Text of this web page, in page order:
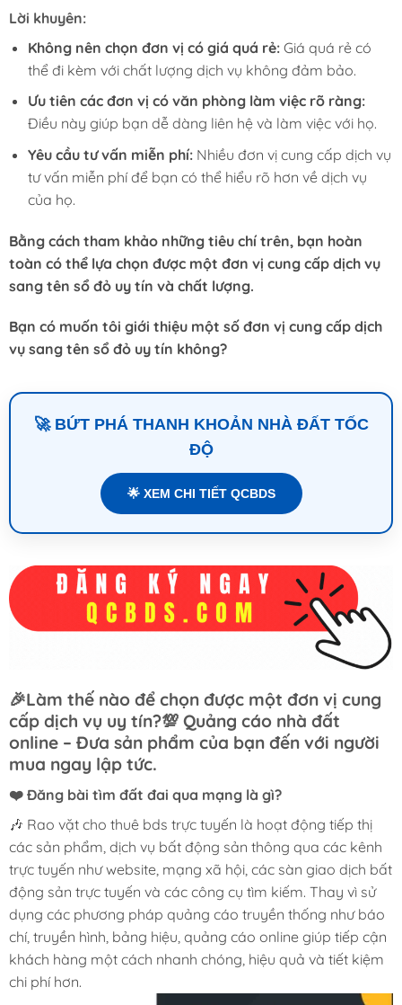
Lời khuyên:
Không nên chọn đơn vị có giá quá rẻ:Giá quá rẻ có
thể đi kèm với chất lượng dịch vụ không đảm bảo.
Ưu tiên các đơn vị có văn phòng làm việc rõ ràng:
Điều này giúp bạn dễ dàng liên hệ và làm việc với họ.
Yêu cầu tư vấn miễn phí:Nhiều đơn vị cung cấp dịch vụ
tư vấn miễn phí để bạn có thể hiểu rõ hơn về dịch vụ
của họ.
Bằng cách tham khảo những tiêu chí trên, bạn hoàn
toàn có thể lựa chọn được một đơn vị cung cấp dịch vụ
sang tên sổ đỏ uy tín và chất lượng.
Bạn có muốn tôi giới thiệu một số đơn vị cung cấp dịch
vụ sang tên sổ đỏ uy tín không?
🚀 BỨT PHÁ THANH KHOẢN NHÀ ĐẤT TỐC
ĐỘ
🌟 XEM CHI TIẾT QCBDS
🎉Làm thế nào để chọn được một đơn vị cung
cấp dịch vụ uy tín?💯 Quảng cáo nhà đất
online – Đưa sản phẩm của bạn đến với người
mua ngay lập tức.
❤️ Đăng bài tìm đất đai qua mạng là gì?
🎶 Rao vặt cho thuê bds trực tuyến là hoạt động tiếp thị
các sản phẩm, dịch vụ bất động sản thông qua các kênh
trực tuyến như website, mạng xã hội, các sàn giao dịch bất
động sản trực tuyến và các công cụ tìm kiếm. Thay vì sử
dụng các phương pháp quảng cáo truyền thống như báo
chí, truyền hình, bảng hiệu, quảng cáo online giúp tiếp cận
khách hàng một cách nhanh chóng, hiệu quả và tiết kiệm
chi phí hơn.